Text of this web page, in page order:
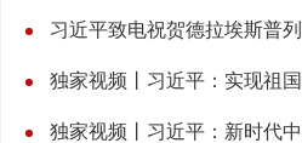
习近平致电祝贺德拉埃斯普
独家视频丨习近平：实现祖
独家视频丨习近平：新时代